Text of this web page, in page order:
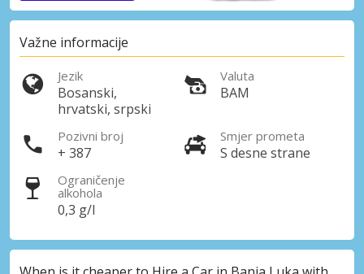
Važne informacije
Jezik
Bosanski,
hrvatski, srpski
Valuta
BAM
Pozivni broj
+ 387
Smjer prometa
S desne strane
Ograničenje
alkohola
0,3 g/l